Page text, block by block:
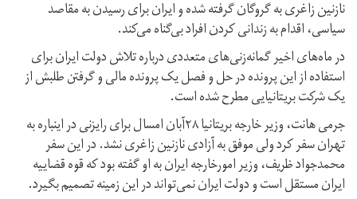
نازنین زاغری به گروگان گرفته شده و ایران برای رسیدن به مقاصد
سیاسی، اقدام به زندانی کردن افراد بی‌گناه می‌کند.
در ماه‌های اخیر گمانه‌زنی‌های متعددی درباره تلاش دولت ایران برای
استفاده از این پرونده در حل و فصل یک پرونده مالی و گرفتن طلبش از
یک شرکت بریتانیایی مطرح شده است.
جرمی هانت، وزیر خارجه بریتانیا ۲۸آبان امسال برای رایزنی در اینباره به
تهران سفر کرد ولی موفق به آزادی نازنین زاغری نشد. در این سفر
محمدجواد ظریف، وزیر امورخارجه ایران به او گفته بود که قوه قضاییه
ایران مستقل است و دولت ایران نمی‌تواند در این زمینه تصمیم بگیرد.